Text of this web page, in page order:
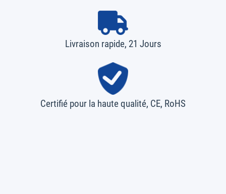
Livraison rapide, 21 Jours
Certifié pour la haute qualité, CE, RoHS